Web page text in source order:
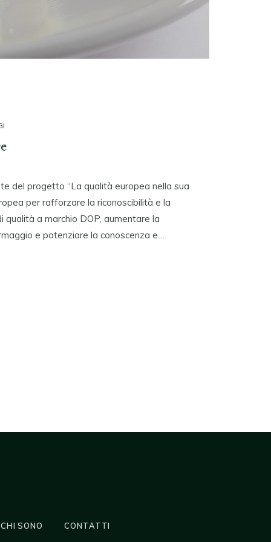
del progetto “La qualità europea nella sua
per rafforzare la riconoscibilità e la
a marchio DOP, aumentare la
e potenziare la conoscenza e…
CHI SONO CONTATTI